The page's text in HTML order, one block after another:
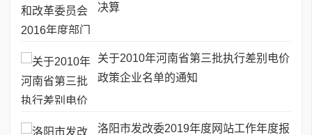
决算
关于2010年河南省第三批执行差别电价
政策企业名单的通知
洛阳市发改委2019年度网站工作年度报